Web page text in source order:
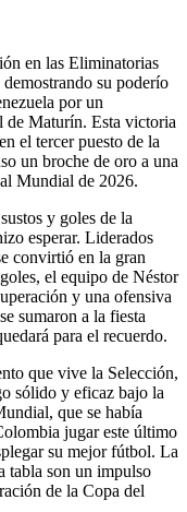
en las Eliminatorias
su poderío
por un
de Maturín. Esta victoria
el tercer puesto de la
un broche de oro a una
Mundial de 2026.
y goles de la
esperar. Liderados
convirtió en la gran
el equipo de Néstor
y una ofensiva
sumaron a la fiesta
para el recuerdo.
que vive la Selección,
sólido y eficaz bajo la
que se había
jugar este último
su mejor fútbol. La
tabla son un impulso
de la Copa del